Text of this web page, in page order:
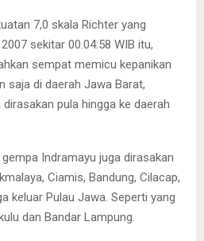
7,0 skala Richter yang
sekitar 00.04:58 WIB itu,
sempat memicu kepanikan
saja di daerah Jawa Barat,
pula hingga ke daerah
Indramayu juga dirasakan
Ciamis, Bandung, Cilacap,
keluar Pulau Jawa. Seperti yang
dan Bandar Lampung.